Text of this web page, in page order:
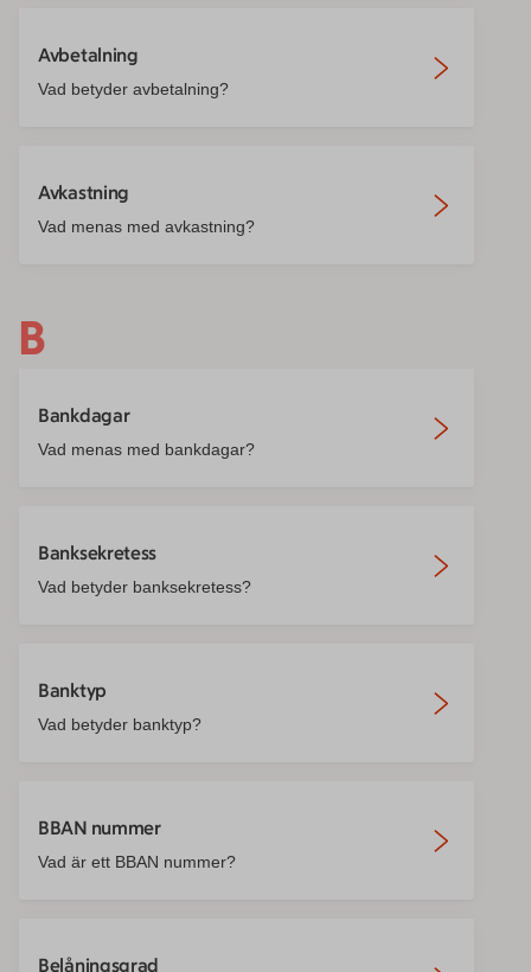
Avbetalning
Vad betyder avbetalning?
Avkastning
Vad menas med avkastning?
B
Bankdagar
Vad menas med bankdagar?
Banksekretess
Vad betyder banksekretess?
Banktyp
Vad betyder banktyp?
BBAN nummer
Vad är ett BBAN nummer?
Belåningsgrad